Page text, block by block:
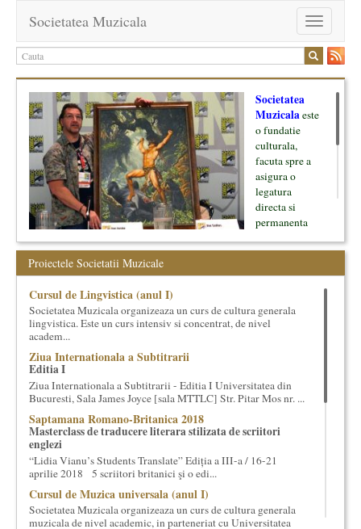
Toggle
navigation
Societatea Muzicala
Societatea
Muzicalaeste
o fundatie
culturala,
facuta spre a
asigura o
legatura
directa si
permanenta
oamenii ei, pe
inceput cu muzica clasica - si de aici numele -, insa acum
dezvoltam proiecte si in alte domenii ale culturii.
Facem management cultural, dezvoltam si administram proiecte
proprii sau preluate, modele si sisteme de finantare, marketing
cultural si consultanta. Organizam concursuri, concerte si
evenimente culturale, private sau publice, tinem cursuri de
cultura generala muzicala, teatrala, filosofica si de alte feluri.
Cuvinte in plus despre proiect, despre cei care il administreaza si
cei care il finantateaza sunt in rubricile de mai jos.
Proiectele Societatii Muzicale
Cursul de Lingvistica (anul I)
Societatea Muzicala organizeaza un curs de cultura generala
lingvistica. Este un curs intensiv si concentrat, de nivel
academ...
Ziua Internationala a Subtitrarii
Editia I
Ziua Internationala a Subtitrarii - Editia I Universitatea din
Bucuresti, Sala James Joyce [sala MTTLC] Str. Pitar Mos nr. ...
Saptamana Romano-Britanica 2018
Masterclass de traducere literara stilizata de scriitori
englezi
“Lidia Vianu’s Students Translate” Ediția a III-a / 16-21
aprilie 2018 5 scriitori britanici şi o edi...
Cursul de Muzica universala (anul I)
Societatea Muzicala organizeaza un curs de cultura generala
muzicala de nivel academic, in parteneriat cu Universitatea